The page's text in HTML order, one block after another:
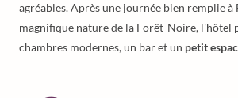
agréables. Après une journée bien remplie
magnifique nature de la Forêt-Noire, l'hôtel
chambres modernes, un bar et un petit